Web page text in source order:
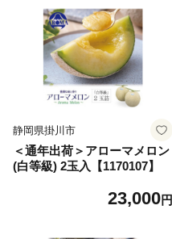
静岡県掛川市
＜通年出荷＞アローマメロン
(白等級) 2玉入【1170107】
23,000円